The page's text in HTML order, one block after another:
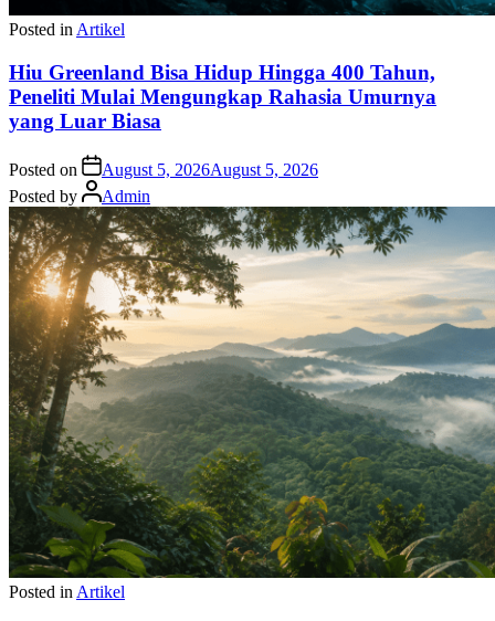
Posted inArtikel
Hiu Greenland Bisa Hidup Hingga 400 Tahun,
Peneliti Mulai Mengungkap Rahasia Umurnya
yang Luar Biasa
Posted on August 5, 2026August 5, 2026
Posted by
Admin
Posted in Artikel